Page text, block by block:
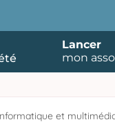
Lancer
mon
et